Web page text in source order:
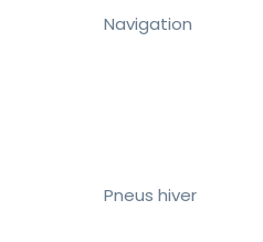
Navigation
Pneus hiver